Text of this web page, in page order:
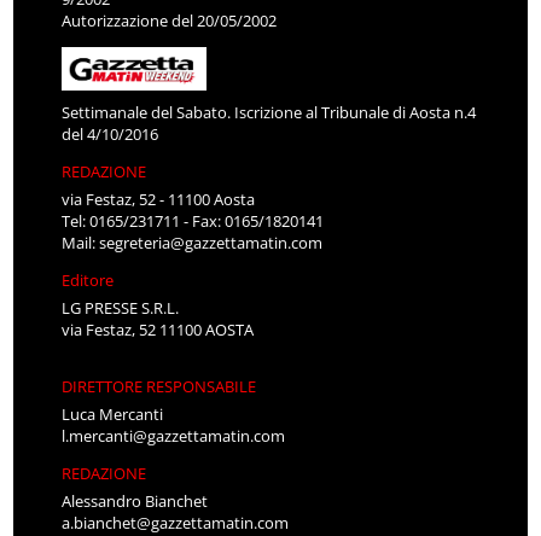
Autorizzazione del 20/05/2002
Settimanale del Sabato. Iscrizione al Tribunale di Aosta n.4
del 4/10/2016
REDAZIONE
via Festaz, 52 - 11100 Aosta
Tel: 0165/231711 - Fax: 0165/1820141
Mail:segreteria@gazzettamatin.com
Editore
LG PRESSE S.R.L.
via Festaz, 52 11100 AOSTA
DIRETTORE RESPONSABILE
Luca Mercanti
l.mercanti@gazzettamatin.com
REDAZIONE
Alessandro Bianchet
a.bianchet@gazzettamatin.com